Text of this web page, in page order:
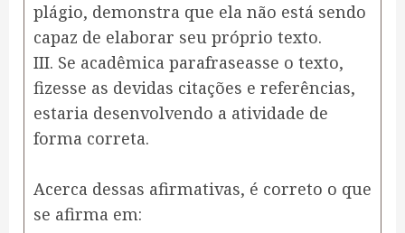
plágio, demonstra que ela não está sendo
capaz de elaborar seu próprio texto.
III. Se acadêmica parafraseasse o texto,
fizesse as devidas citações e referências,
estaria desenvolvendo a atividade de
forma correta.
Acerca dessas afirmativas, é correto o que
se afirma em: